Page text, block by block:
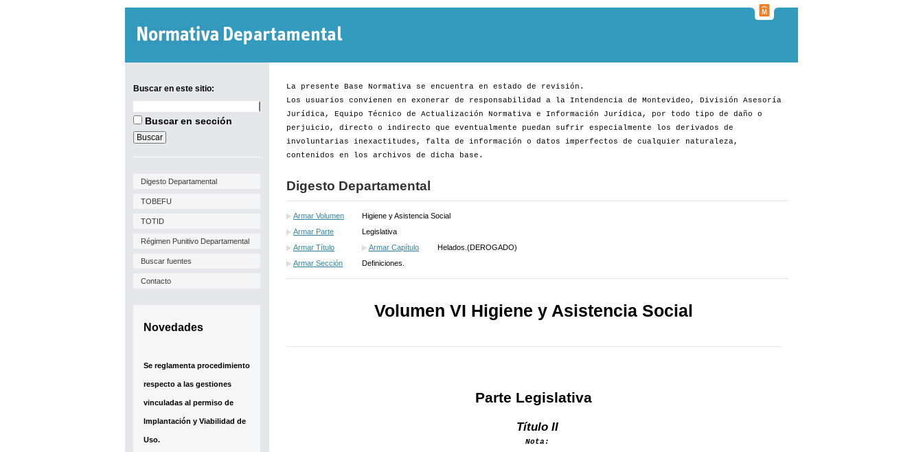
Buscar en este sitio:
en
sitio:
Buscar en sección
Digesto Departamental
TOBEFU
TOTID
Régimen Punitivo Departamental
Buscar fuentes
Contacto
Novedades
Se reglamenta procedimiento
respecto a las gestiones
vinculadas al permiso de
Implantación y Viabilidad de
Uso.
La presente Base Normativa se encuentra en estado de revisión.
Los usuarios convienen en exonerar de responsabilidad a la Intendencia de Montevideo, División Asesoría
Jurídica, Equipo Técnico de Actualización Normativa e Información Jurídica, por todo tipo de daño o
perjuicio, directo o indirecto que eventualmente puedan sufrir especialmente los derivados de
involuntarias inexactitudes, falta de información o datos imperfectos de cualquier naturaleza,
contenidos en los archivos de dicha base.
Digesto Departamental
Armar Volumen
Higiene y Asistencia Social
Armar Parte
Legislativa
Armar Título
Armar Capítulo
Helados.(DEROGADO)
Armar Sección
Definiciones.
Volumen VI Higiene y Asistencia Social
Parte Legislativa
Título II
Nota: